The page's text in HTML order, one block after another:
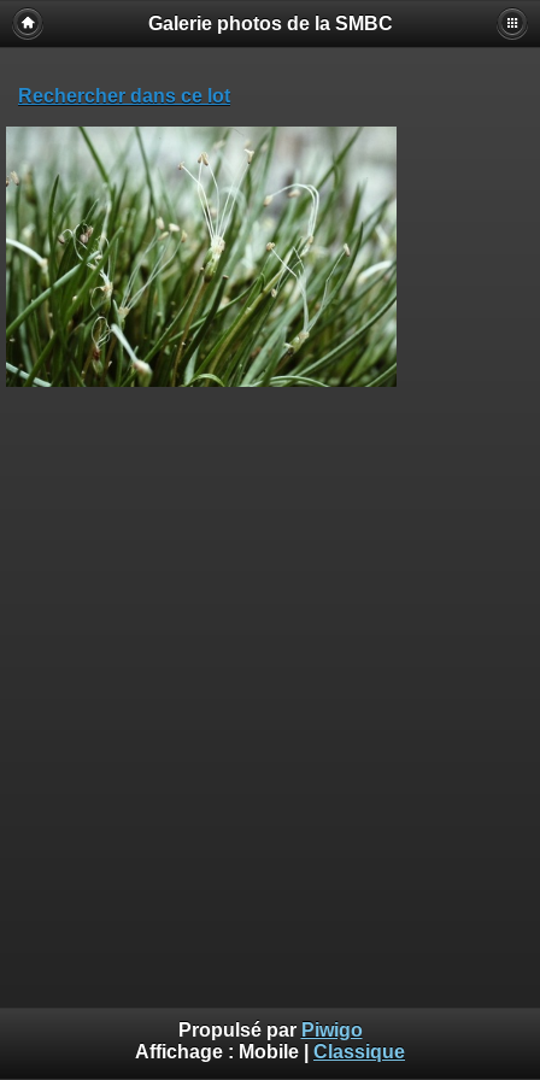
Galerie photos de la SMBC
Rechercher dans ce lot
Propulsé par Piwigo
Affichage : Mobile Classique